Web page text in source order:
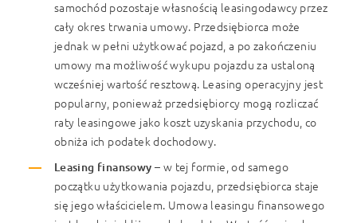
samochód pozostaje własnością leasingodawcy przez
cały okres trwania umowy. Przedsiębiorca może
jednak w pełni użytkować pojazd, a po zakończeniu
umowy ma możliwość wykupu pojazdu za ustaloną
wcześniej wartość resztową. Leasing operacyjny jest
popularny, ponieważ przedsiębiorcy mogą rozliczać
raty leasingowe jako koszt uzyskania przychodu, co
obniża ich podatek dochodowy.
Leasing finansowy – w tej formie, od samego
początku użytkowania pojazdu, przedsiębiorca staje
się jego właścicielem. Umowa leasingu finansowego